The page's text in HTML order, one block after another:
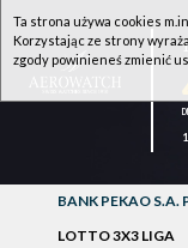
BANK PEKAO S.A.
LOTTO 3X3 LIGA
Ta strona używa cookies
Korzystając ze strony
zgody powinieneś zmienić